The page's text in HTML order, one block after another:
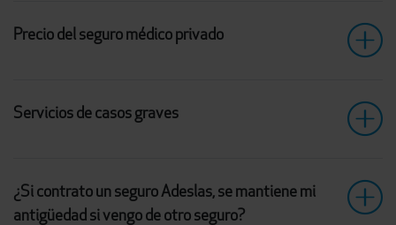
Precio del seguro médico privado
Servicios de casos graves
¿Si contrato un seguro Adeslas, se mantiene mi
antigüedad si vengo de otro seguro?